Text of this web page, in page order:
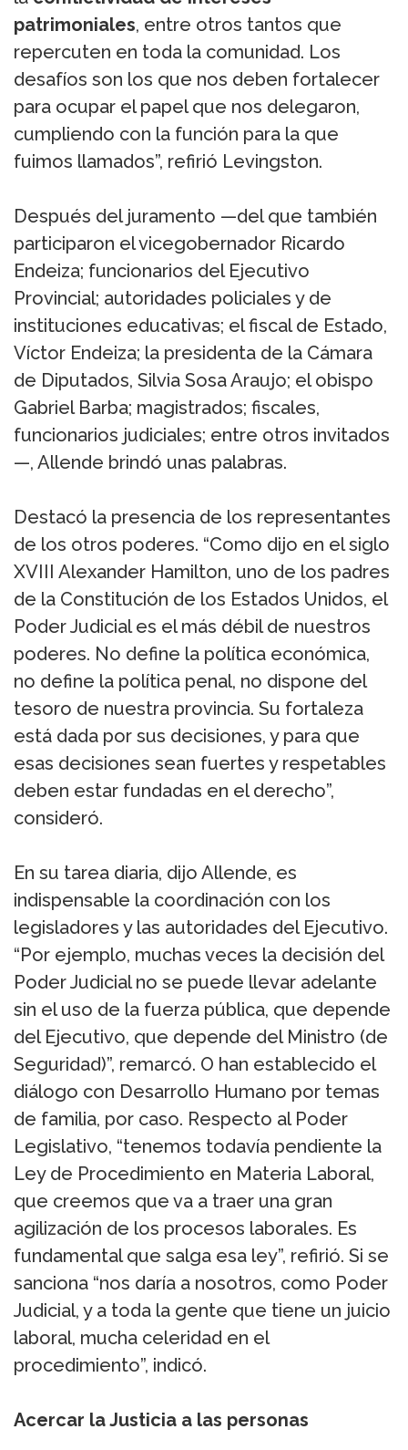
patrimoniales, entre otros tantos que
repercuten en toda la comunidad. Los
desafíos son los que nos deben fortalecer
para ocupar el papel que nos delegaron,
cumpliendo con la función para la que
fuimos llamados”, refirió Levingston.
Después del juramento —del que también
participaron el vicegobernador Ricardo
Endeiza; funcionarios del Ejecutivo
Provincial; autoridades policiales y de
instituciones educativas; el fiscal de Estado,
Víctor Endeiza; la presidenta de la Cámara
de Diputados, Silvia Sosa Araujo; el obispo
Gabriel Barba; magistrados; fiscales,
funcionarios judiciales; entre otros invitados
—, Allende brindó unas palabras.
Destacó la presencia de los representantes
de los otros poderes. “Como dijo en el siglo
XVIII Alexander Hamilton, uno de los padres
de la Constitución de los Estados Unidos, el
Poder Judicial es el más débil de nuestros
poderes. No define la política económica,
no define la política penal, no dispone del
tesoro de nuestra provincia. Su fortaleza
está dada por sus decisiones, y para que
esas decisiones sean fuertes y respetables
deben estar fundadas en el derecho”,
consideró.
En su tarea diaria, dijo Allende, es
indispensable la coordinación con los
legisladores y las autoridades del Ejecutivo.
“Por ejemplo, muchas veces la decisión del
Poder Judicial no se puede llevar adelante
sin el uso de la fuerza pública, que depende
del Ejecutivo, que depende del Ministro (de
Seguridad)”, remarcó. O han establecido el
diálogo con Desarrollo Humano por temas
de familia, por caso. Respecto al Poder
Legislativo, “tenemos todavía pendiente la
Ley de Procedimiento en Materia Laboral,
que creemos que va a traer una gran
agilización de los procesos laborales. Es
fundamental que salga esa ley”, refirió. Si se
sanciona “nos daría a nosotros, como Poder
Judicial, y a toda la gente que tiene un juicio
laboral, mucha celeridad en el
procedimiento”, indicó.
Acercar la Justicia a las personas